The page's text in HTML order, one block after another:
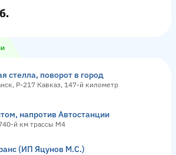
стелла, поворот в город
Р-217 Кавказ, 147-й километр
напротив Автостанции
й км трассы М4
(ИП Яцунов М.С.)